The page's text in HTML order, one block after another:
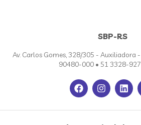
SBP-RS
Av. Carlos Gomes, 328/305 - Auxiliadora -
90480-000 • 51 3328-